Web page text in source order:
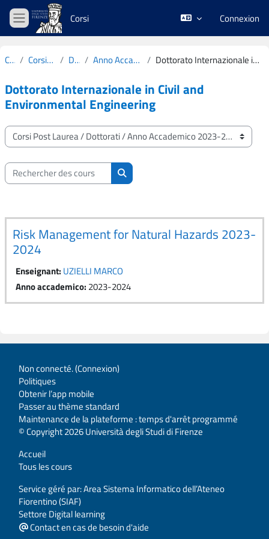
Passer au contenu principal
Panneau latéral
Corsi Connexion
Cours Corsi Post Laurea Dottorati Anno Accademico 2023-2024 Dottorato Internazionale in Civil and Environmental Engineering
Dottorato Internazionale in Civil and
Environmental Engineering
Catégories de cours
Rechercher des cours
Rechercher des cours
Risk Management for Natural Hazards 2023-
2024
Enseignant: UZIELLI MARCO
Anno accademico: 2023-2024
Non connecté. (Connexion)
Politiques
Obtenir l’app mobile
Passer au thème standard
Maintenance de la plateforme : temps d'arrêt programmé
© Copyright 2026 Università degli Studi di Firenze
Accueil
Tous les cours
Service géré par: Area Sistema Informatico dell’Ateneo
Fiorentino (SIAF)
Settore Digital learning
Contact en cas de besoin d'aide